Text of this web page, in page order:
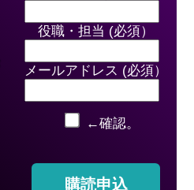
役職・担当 (必須）
メールアドレス (必須）
←確認。